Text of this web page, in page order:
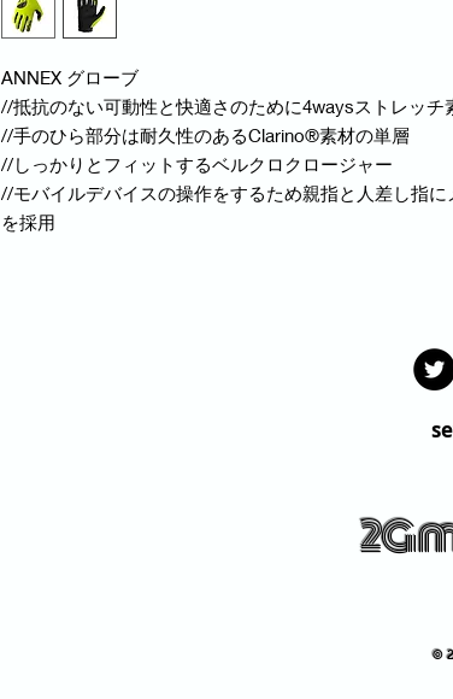
ANNEX グローブ
//抵抗のない可動性と快適さのために4waysストレッチ
//手のひら部分は耐久性のあるClarino®素材の単層
//しっかりとフィットするベルクロクロージャー
//モバイルデバイスの操作をするため親指と人差し指に
を採用
2G
©